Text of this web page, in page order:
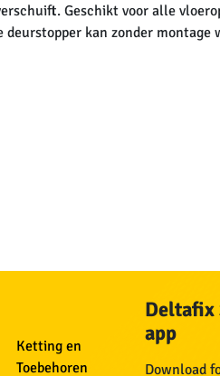
Geschikt voor alle
kan zonder montage
Ketting en
Toebehoren
Deltafix
app
Download